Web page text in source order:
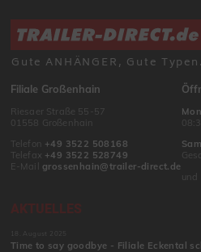
Gute ANHÄNGER, Gute Typen.
Filiale Großenhain
Riesaer Straße 55-57
01558 Großenhain
Telefon +49 3522 508168
Telefax +49 3522 528749
E-Mail grossenhain@trailer-direct.de
und
AKTUELLES
18. August 2025
Time to say goodbye - Filiale Eckental